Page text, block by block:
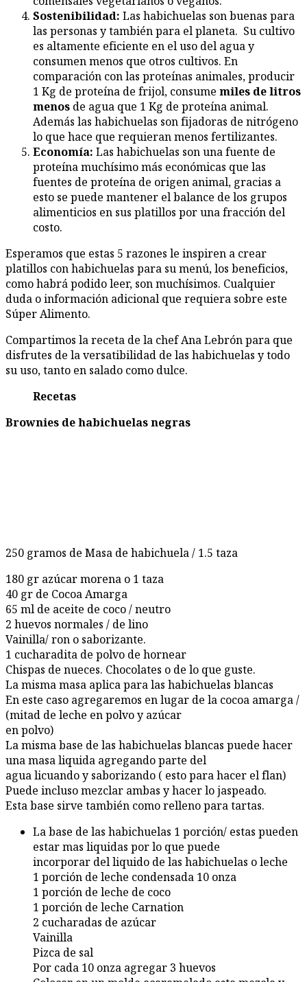
Sostenibilidad: Las habichuelas son buenas para
las personas y también para el planeta. Su cultivo
es altamente eficiente en el uso del agua y
consumen menos que otros cultivos. En
comparación con las proteínas animales, producir
1 Kg de proteína de frijol, consume miles de litros
menos de agua que 1 Kg de proteína animal.
Además las habichuelas son fijadoras de nitrógeno
lo que hace que requieran menos fertilizantes.
Economía: Las habichuelas son una fuente de
proteína muchísimo más económicas que las
fuentes de proteína de origen animal, gracias a
esto se puede mantener el balance de los grupos
alimenticios en sus platillos por una fracción del
costo.
Esperamos que estas 5 razones le inspiren a crear
platillos con habichuelas para su menú, los beneficios,
como habrá podido leer, son muchísimos. Cualquier
duda o información adicional que requiera sobre este
Súper Alimento.
Compartimos la receta de la chef Ana Lebrón para que
disfrutes de la versatibilidad de las habichuelas y todo
su uso, tanto en salado como dulce.
Recetas
Brownies de habichuelas negras
250 gramos de Masa de habichuela / 1.5 taza
180 gr azúcar morena o 1 taza
40 gr de Cocoa Amarga
65 ml de aceite de coco / neutro
2 huevos normales / de lino
Vainilla/ ron o saborizante.
1 cucharadita de polvo de hornear
Chispas de nueces. Chocolates o de lo que guste.
La misma masa aplica para las habichuelas blancas
En este caso agregaremos en lugar de la cocoa amarga /
(mitad de leche en polvo y azúcar
en polvo)
La misma base de las habichuelas blancas puede hacer
una masa liquida agregando parte del
agua licuando y saborizando ( esto para hacer el flan)
Puede incluso mezclar ambas y hacer lo jaspeado.
Esta base sirve también como relleno para tartas.
La base de las habichuelas 1 porción/ estas pueden
estar mas liquidas por lo que puede
incorporar del liquido de las habichuelas o leche
1 porción de leche condensada 10 onza
1 porción de leche de coco
1 porción de leche Carnation
2 cucharadas de azúcar
Vainilla
Pizca de sal
Por cada 10 onza agregar 3 huevos